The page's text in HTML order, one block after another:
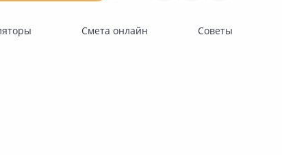
Смета онлайн Советы